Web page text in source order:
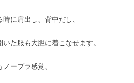
に肩出し、背中だし、
いた服も大胆に着こなせます。
ノーブラ感覚、